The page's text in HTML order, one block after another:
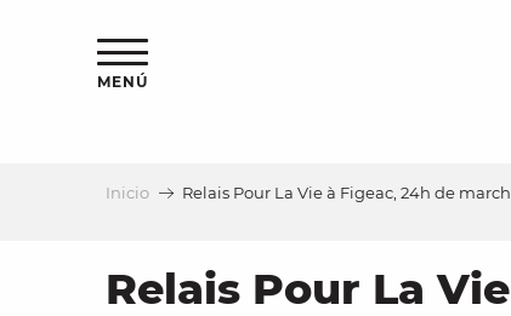
MENÚ
Inicio Relais Pour La Vie à Figeac, 24h de
Relais Pour La